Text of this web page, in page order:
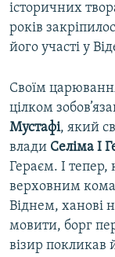
історичних
років
його участі у
Своїм
цілком
Мустафі, який
влади Селіма I
Гераєм. І
верховним
Віднем, ханові
мовити, борг
візир покликав